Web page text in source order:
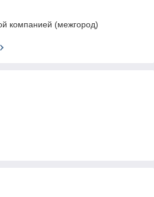
компанией (межгород)